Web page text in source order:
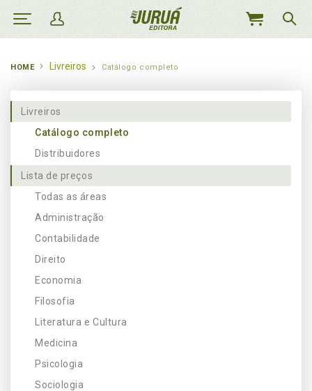
MEU
HOME Livreiros Catálogo completo
Livreiros
Catálogo completo
Distribuidores
Lista de preços
Todas as áreas
Administração
Contabilidade
Direito
Economia
Filosofia
Literatura e Cultura
Medicina
Psicologia
Sociologia